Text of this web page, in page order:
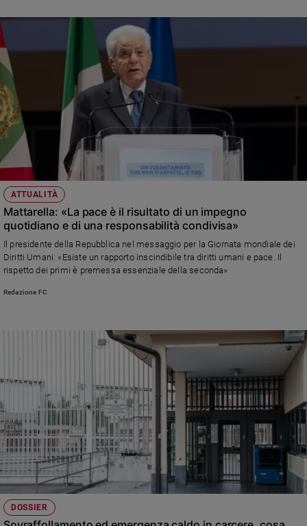
di
Caso
Migranti
Diversità
inclusione
Costume
Cultura
e
spettacoli
Cinema,
e
Libri
Famiglia
educazione
Genitori
e
figli
Nonni
Coppia
Scuola
ATTUALITÀ
Mattarella: «La pace è il risultato di un impegno
quotidiano e di una responsabilità condivisa»
Il presidente della Repubblica nel messaggio per la Giornata mondiale dei
Diritti Umani: «Esiste un rapporto inscindibile tra diritti umani e pace. Il
rispetto dei primi è premessa essenziale della seconda»
Redazione FC
DOSSIER